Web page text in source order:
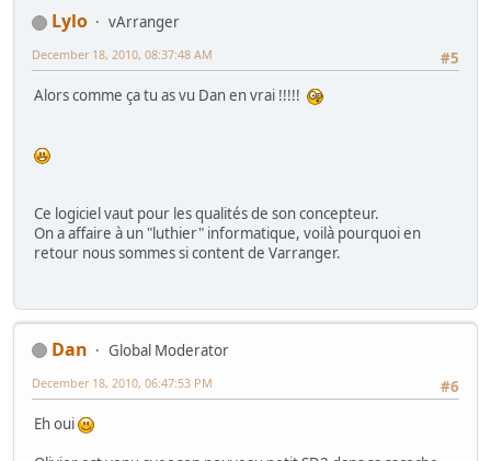
Lylo
vArranger
#5
December 18, 2010, 08:37:48 AM
Alors comme ça tu as vu Dan en vrai !!!!!
Ce logiciel vaut pour les qualités de son concepteur.
On a affaire à un "luthier" informatique, voilà pourquoi en
retour nous sommes si content de Varranger.
Dan
Global Moderator
#6
December 18, 2010, 06:47:53 PM
Eh oui